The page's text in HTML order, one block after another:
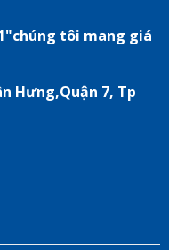
tôi mang giá
Hưng,Quận 7, Tp